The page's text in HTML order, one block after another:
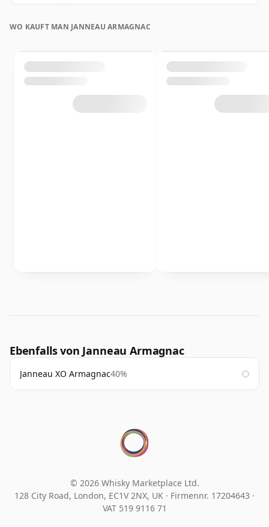
WO KAUFT MAN JANNEAU ARMAGNAC
Ebenfalls von Janneau Armagnac
Janneau XO Armagnac40%
© 2026 Whisky Marketplace Ltd.
128 City Road, London, EC1V 2NX, UK · Firmennr. 17204643 ·
VAT 519 9116 71